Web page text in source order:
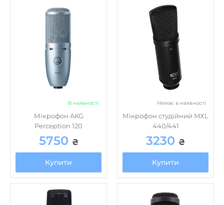
В наявності
Мікрофон AKG
Perception 120
5750 ₴
Купити
Немає в наявності
Мікрофон студійний MXL
440/441
3230 ₴
Купити